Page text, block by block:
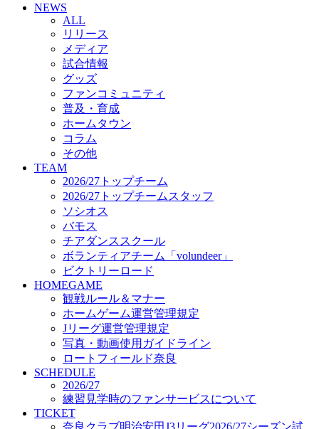
ボランティアチーム「volundeer」
ビクトリーロード
HOMEGAME
観戦ルール＆マナー
ホームゲーム運営管理規定
Jリーグ運営管理規定
写真・動画使用ガイドライン
ロートフィールド奈良
SCHEDULE
2026/27
練習見学時のファンサービスについて
TICKET
奈良クラブ明治安田J3リーグ2026/27シーズン試
合観戦チケット
奈良クラブ明治安田Ｊ3リーグ 2026/27シーズン
「鹿パス」
観戦ルール＆マナー
FANCOMMUNITY
2026/27ファンコミュニティ
サポートショップ
GOODS
オフィシャルストア（実店舗）
オンラインストア
ACADEMY
アカデミーについて
プロジェクト
コーチ&スタッフ
ジュニア
ジュニアユース
NEWS
ALL
リリース
メディア
試合情報
グッズ
ファンコミュニティ
普及・育成
ホームタウン
コラム
その他
TEAM
2026/27トップチーム
2026/27トップチームスタッフ
ソシオス
バモス
チアダンススクール
ボランティアチーム「volundeer」
ビクトリーロード
HOMEGAME
観戦ルール＆マナー
ホームゲーム運営管理規定
Jリーグ運営管理規定
写真・動画使用ガイドライン
ロートフィールド奈良
SCHEDULE
2026/27
練習見学時のファンサービスについて
TICKET
奈良クラブ明治安田J3リーグ2026/27シーズン試